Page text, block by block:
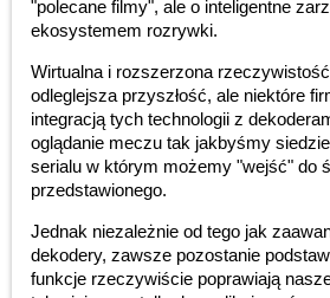
"polecane filmy", ale o inteligentne
ekosystemem rozrywki.
Wirtualna i rozszerzona
odleglejsza przyszłość, ale niektóre
integracją tych technologii z
oglądanie meczu tak jakbyśmy
serialu w którym możemy "wejść" do
przedstawionego.
Jednak niezależnie od tego jak
dekodery, zawsze pozostanie
funkcje rzeczywiście poprawiają